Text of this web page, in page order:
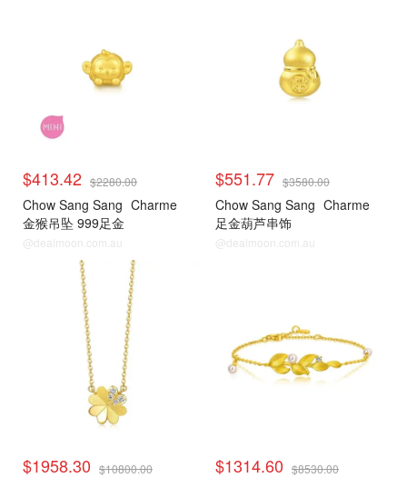
$413.42 $2280.00
Chow Sang Sang Charme
金猴吊坠 999足金
@dealmoon.com.au
$551.77 $3580.00
Chow Sang Sang Charme
足金葫芦串饰
@dealmoon.com.au
$1958.30 $10800.00 $1314.60 $8530.00